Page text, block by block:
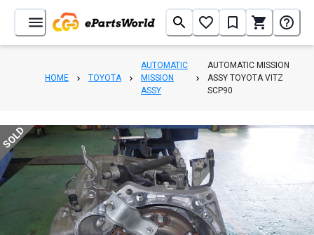
HOME TOYOTA
AUTOMATIC
MISSION
ASSY
AUTOMATIC MISSION
ASSY TOYOTA VITZ
SCP90
SOLD